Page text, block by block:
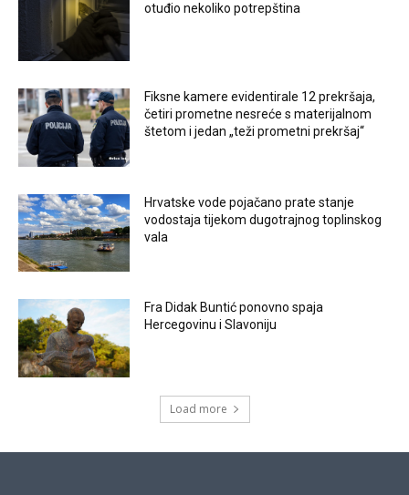
otuđio nekoliko potrepština
Fiksne kamere evidentirale 12 prekršaja,
četiri prometne nesreće s materijalnom
štetom i jedan „teži prometni prekršaj“
Hrvatske vode pojačano prate stanje
vodostaja tijekom dugotrajnog toplinskog
vala
Fra Didak Buntić ponovno spaja
Hercegovinu i Slavoniju
Load more